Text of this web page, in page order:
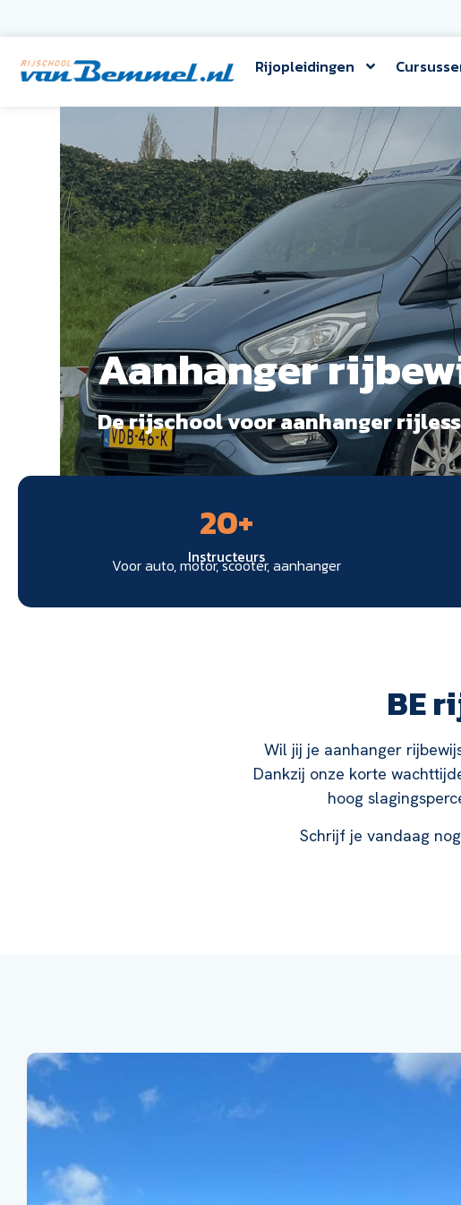
Rijopleidingen
Aanhanger
De rijschool voor aanhanger
Instructeurs
20+
Voor auto, motor, scooter, aanhanger
BE
Wil jij je aanhanger
Dankzij onze korte
hoog
Schrijf je vandaag